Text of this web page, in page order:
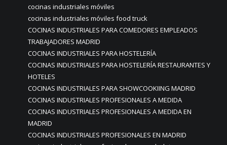
cocinas industriales móviles
cocinas industriales móviles food truck
COCINAS INDUSTRIALES PARA COMEDORES EMPLEADOS
TRABAJADORES MADRID
COCINAS INDUSTRIALES PARA HOSTELERÍA
COCINAS INDUSTRIALES PARA HOSTELERÍA RESTAURANTES Y
HOTELES
COCINAS INDUSTRIALES PARA SHOWCOOKIING MADRID
COCINAS INDUSTRIALES PROFESIONALES A MEDIDA
COCINAS INDUSTRIALES PROFESIONALES A MEDIDA EN
MADRID
COCINAS INDUSTRIALES PROFESIONALES EN MADRID